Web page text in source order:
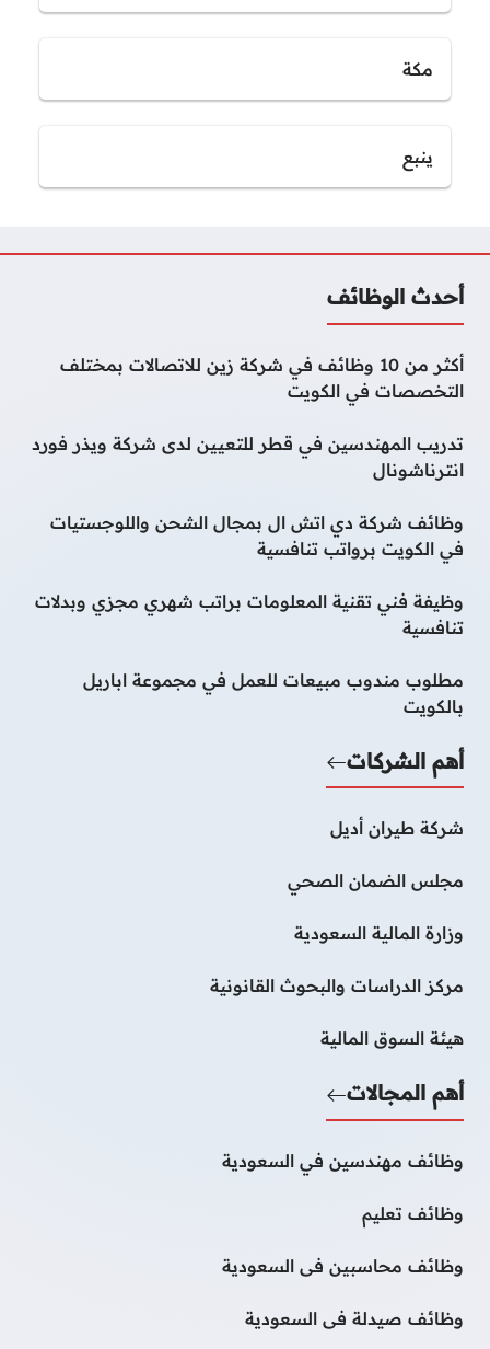
مكة
ينبع
أحدث الوظائف
أكثر من 10 وظائف في شركة زين للاتصالات بمختلف
التخصصات في الكويت
تدريب المهندسين في قطر للتعيين لدى شركة ويذر فورد
انترناشونال
وظائف شركة دي اتش ال بمجال الشحن واللوجستيات
في الكويت برواتب تنافسية
وظيفة فني تقنية المعلومات براتب شهري مجزي وبدلات
تنافسية
مطلوب مندوب مبيعات للعمل في مجموعة اباريل
بالكويت
أهم الشركات
شركة طيران أديل
مجلس الضمان الصحي
وزارة المالية السعودية
مركز الدراسات والبحوث القانونية
هيئة السوق المالية
أهم المجالات
وظائف مهندسين في السعودية
وظائف تعليم
وظائف محاسبين فى السعودية
وظائف صيدلة فى السعودية